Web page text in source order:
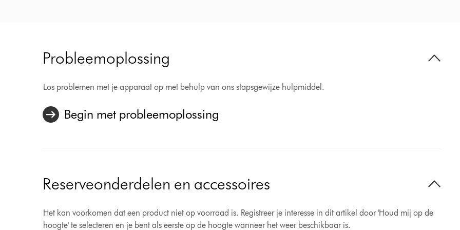
Probleemoplossing
Los problemen met je apparaat op met behulp van ons stapsgewijze hulpmiddel.
Begin met probleemoplossing
Reserveonderdelen en accessoires
Het kan voorkomen dat een product niet op voorraad is. Registreer je interesse in dit artikel door 'Houd mij op de
hoogte' te selecteren en je bent als eerste op de hoogte wanneer het weer beschikbaar is.